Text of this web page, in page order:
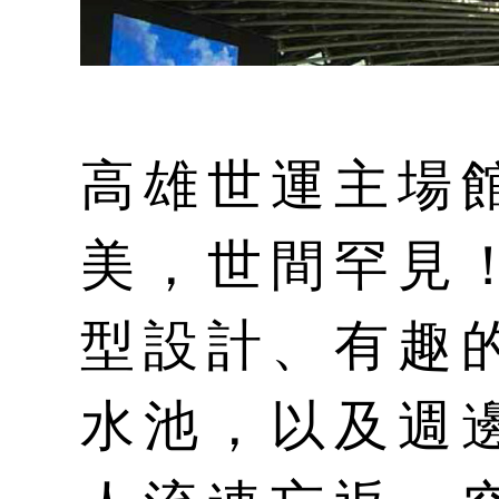
高雄世運主場
美，世間罕見
型設計、有趣
水池，以及週